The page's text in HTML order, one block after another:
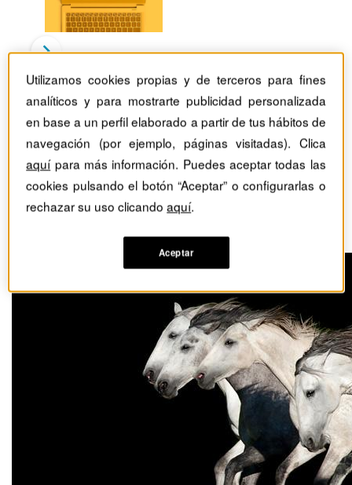
Revistas Harvard Deusto
TIC
Los siete retos de la inteligencia artificial en el entorno
empresarial
Los siete retos de la
inteligencia artificial en el
entorno empresarial
Utilizamos cookies propias y de terceros para fines
analíticos y para mostrarte publicidad personalizada
en base a un perfil elaborado a partir de tus hábitos de
navegación (por ejemplo, páginas visitadas). Clica
aquípara más información. Puedes aceptar todas las
cookies pulsando el botón “Aceptar” o configurarlas o
rechazar su uso clicandoaquí.
Aceptar